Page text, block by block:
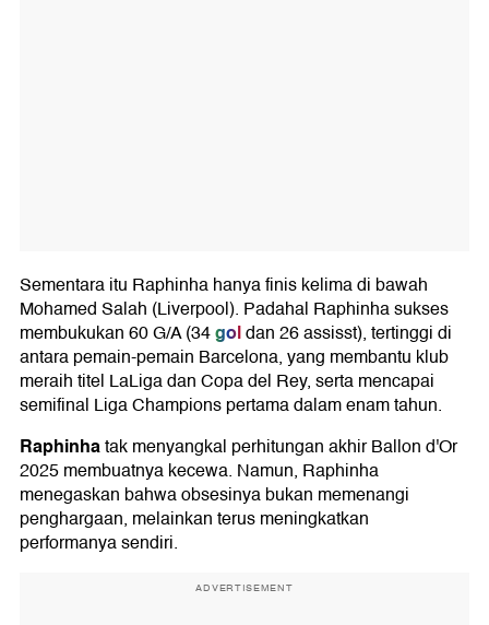
Sementara itu Raphinha hanya finis kelima di bawah
Mohamed Salah (Liverpool). Padahal Raphinha sukses
membukukan 60 G/A (34goldan 26 assisst), tertinggi di
antara pemain-pemain Barcelona, yang membantu klub
meraih titel LaLiga dan Copa del Rey, serta mencapai
semifinal Liga Champions pertama dalam enam tahun.
Raphinhatak menyangkal perhitungan akhir Ballon d'Or
2025 membuatnya kecewa. Namun, Raphinha
menegaskan bahwa obsesinya bukan memenangi
penghargaan, melainkan terus meningkatkan
performanya sendiri.
ADVERTISEMENT